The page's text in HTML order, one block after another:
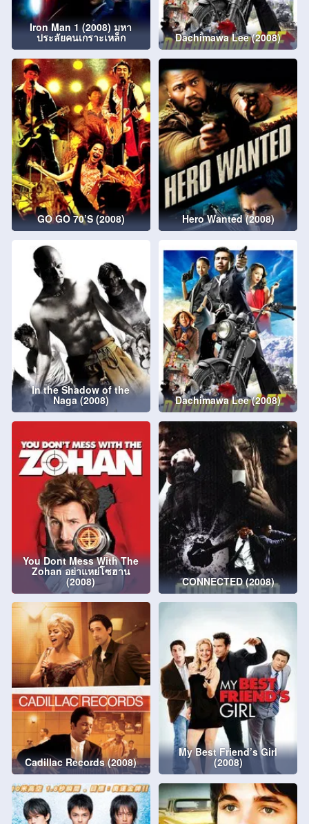
Iron Man 1 (2008) มหา
ประลัยคนเกราะเหล็ก Dachimawa Lee (2008)
GO GO 70’S (2008) Hero Wanted (2008)
In the Shadow of the
Naga (2008) Dachimawa Lee (2008)
You Dont Mess With The
Zohan อย่าแหย่โซฮาน
(2008) CONNECTED (2008)
Cadillac Records (2008)
My Best Friend’s Girl
(2008)